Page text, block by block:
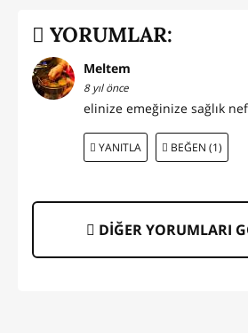
YORUMLAR:
Meltem
8 yıl önce
elinize emeğinize sağlık
YANITLA BEĞEN (1)
DİĞER YORUMLARI